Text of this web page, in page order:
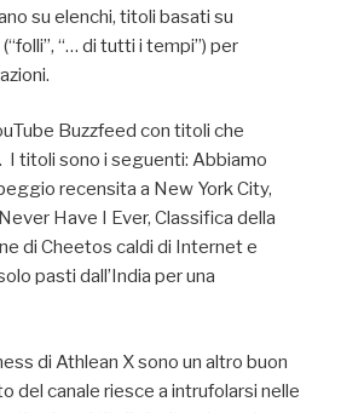
su elenchi, titoli basati su
“… di tutti i tempi”) per
Buzzfeed con titoli che
I titoli sono i seguenti: Abbiamo
recensita a New York City,
Have I Ever, Classifica della
di Cheetos caldi di Internet e
pasti dall’India per una
di Athlean X sono un altro buon
del canale riesce a intrufolarsi nelle